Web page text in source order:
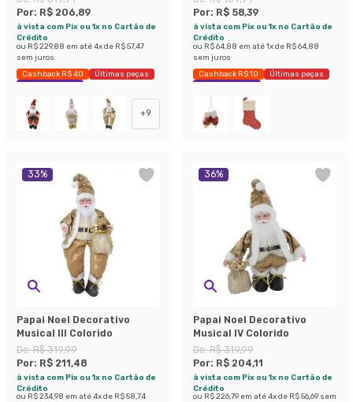
Por: R$ 206,89
à vista com Pix ou 1x no Cartão de
Crédito
ou R$ 229,88 em até4x de R$ 57,47
sem juros
Cashback R$ 40
Últimas peças
Economize 35%
+9
Por: R$ 58,39
à vista com Pix ou 1x no Cartão de
Crédito
ou R$ 64,88 em até1x de R$ 64,88
sem juros
Cashback R$ 10
Últimas peças
Economize 46%
33%
Papai Noel Decorativo
Musical III Colorido
De:R$ 319,99
Por: R$ 211,48
à vista com Pix ou 1x no Cartão de
Crédito
ou R$ 234,98 em até4x de R$ 58,74
36%
Papai Noel Decorativo
Musical IV Colorido
De:R$ 319,99
Por: R$ 204,11
à vista com Pix ou 1x no Cartão de
Crédito
ou R$ 226,79 em até4x de R$ 56,69 sem